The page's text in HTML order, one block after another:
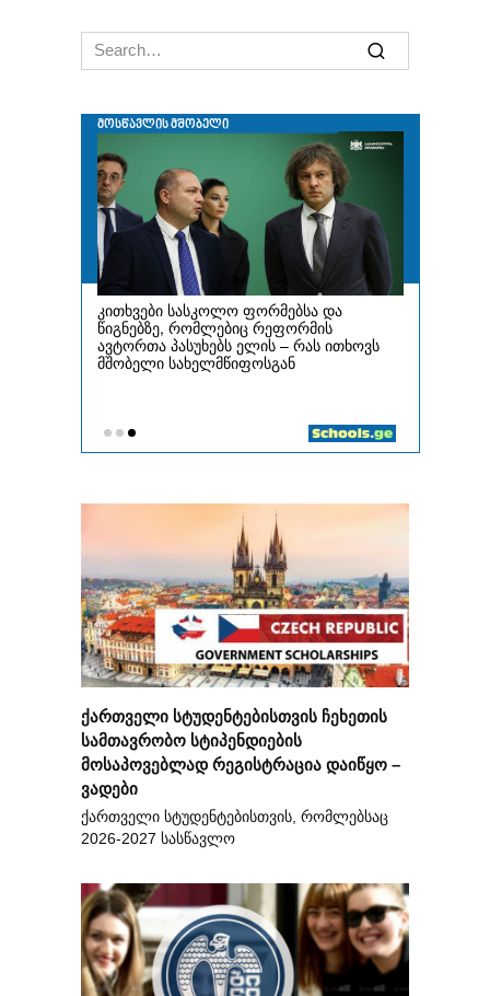
Search
for:
ქართველი სტუდენტებისთვის ჩეხეთის
სამთავრობო სტიპენდიების
მოსაპოვებლად რეგისტრაცია დაიწყო –
ვადები
ქართველი სტუდენტებისთვის, რომლებსაც
2026-2027 სასწავლო